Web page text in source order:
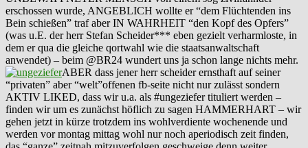
erschossen wurde, ANGEBLICH wollte er “dem Flüchtenden ins
Bein schießen” traf aber IN WAHRHEIT “den Kopf des Opfers”
(was u.E. der herr Stefan Scheider*** eben gezielt verharmloste, in
dem er qua die gleiche qortwahl wie die staatsanwaltschaft
anwendet) – beim @BR24 wundert uns ja schon lange nichts mehr.
ABER dass jener herr scheider ernsthaft auf seiner
“privaten” aber “welt”offenen fb-seite nicht nur zulässt sondern
AKTIV LIKED, dass wir u.a. als #ungeziefer tituliert werden –
finden wir um es zunächst höflich zu sagen HAMMERHART – wir
gehen jetzt in kürze trotzdem ins wohlverdiente wochenende und
werden vor montag mittag wohl nur noch aperiodisch zeit finden,